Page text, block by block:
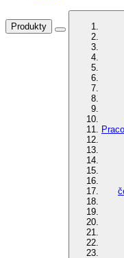
Produkty